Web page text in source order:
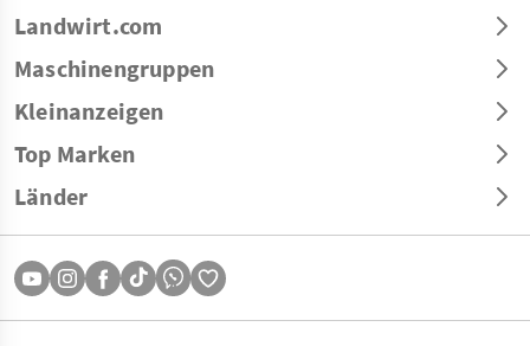
Landwirt.com
Maschinengruppen
Kleinanzeigen
Top Marken
Länder